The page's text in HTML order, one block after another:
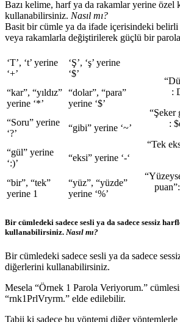
Bazı kelime, harf ya da rakamlar yerine özel
kullanabilirsiniz. Nasıl mı?
Basit bir cümle ya da ifade içerisindeki
veya rakamlarla değiştirilerek güçlü bir
‘T’, ‘t’ yerine
‘+’
‘Ş’, ‘ş’ yerine
‘$’
:
“Şeker
:
“Tek
puan”:
“kar”, “yıldız”
yerine ‘*’
“dolar”, “para”
yerine ‘$’
“Soru” yerine
‘?’
“gibi” yerine ‘~’
“gül” yerine
‘:)’
“eksi” yerine ‘-‘
“bir”, “tek”
yerine 1
“yüz”, “yüzde”
yerine ‘%’
Bir cümledeki sadece sesli ya da sadece sessiz
kullanabilirsiniz. Nasıl mı?
Bir cümledeki sadece sesli ya da sadece
diğerlerini kullanabilirsiniz.
Mesela “Örnek 1 Parola Veriyorum.”
“rnk1PrlVryrm.” elde edilebilir.
Tabii ki sadece bu yöntemi diğer